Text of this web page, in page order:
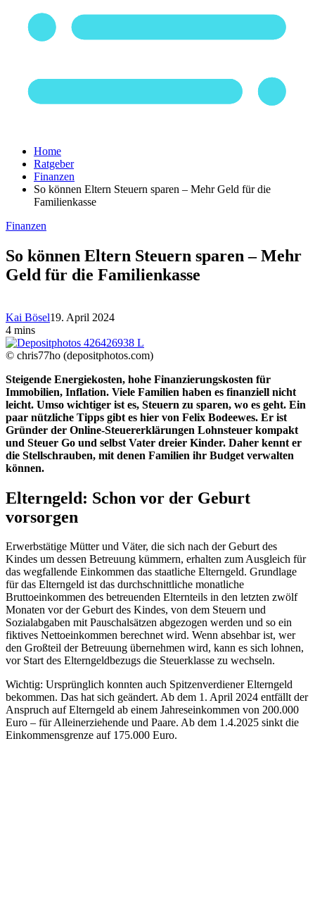
Home
Ratgeber
Finanzen
So können Eltern Steuern sparen – Mehr Geld für die
Familienkasse
Finanzen
So können Eltern Steuern sparen – Mehr
Geld für die Familienkasse
Kai Bösel19. April 2024
4 mins
© chris77ho (depositphotos.com)
Steigende Energiekosten, hohe Finanzierungskosten für
Immobilien, Inflation. Viele Familien haben es finanziell nicht
leicht. Umso wichtiger ist es, Steuern zu sparen, wo es geht. Ein
paar nützliche Tipps gibt es hier von Felix Bodeewes. Er ist
Gründer der Online-Steuererklärungen Lohnsteuer kompakt
und Steuer Go und selbst Vater dreier Kinder. Daher kennt er
die Stellschrauben, mit denen Familien ihr Budget verwalten
können.
Elterngeld: Schon vor der Geburt
vorsorgen
Erwerbstätige Mütter und Väter, die sich nach der Geburt des
Kindes um dessen Betreuung kümmern, erhalten zum Ausgleich für
das wegfallende Einkommen das staatliche Elterngeld. Grundlage
für das Elterngeld ist das durchschnittliche monatliche
Bruttoeinkommen des betreuenden Elternteils in den letzten zwölf
Monaten vor der Geburt des Kindes, von dem Steuern und
Sozialabgaben mit Pauschalsätzen abgezogen werden und so ein
fiktives Nettoeinkommen berechnet wird. Wenn absehbar ist, wer
den Großteil der Betreuung übernehmen wird, kann es sich lohnen,
vor Start des Elterngeldbezugs die Steuerklasse zu wechseln.
Wichtig: Ursprünglich konnten auch Spitzenverdiener Elterngeld
bekommen. Das hat sich geändert. Ab dem 1. April 2024 entfällt der
Anspruch auf Elterngeld ab einem Jahreseinkommen von 200.000
Euro – für Alleinerziehende und Paare. Ab dem 1.4.2025 sinkt die
Einkommensgrenze auf 175.000 Euro.